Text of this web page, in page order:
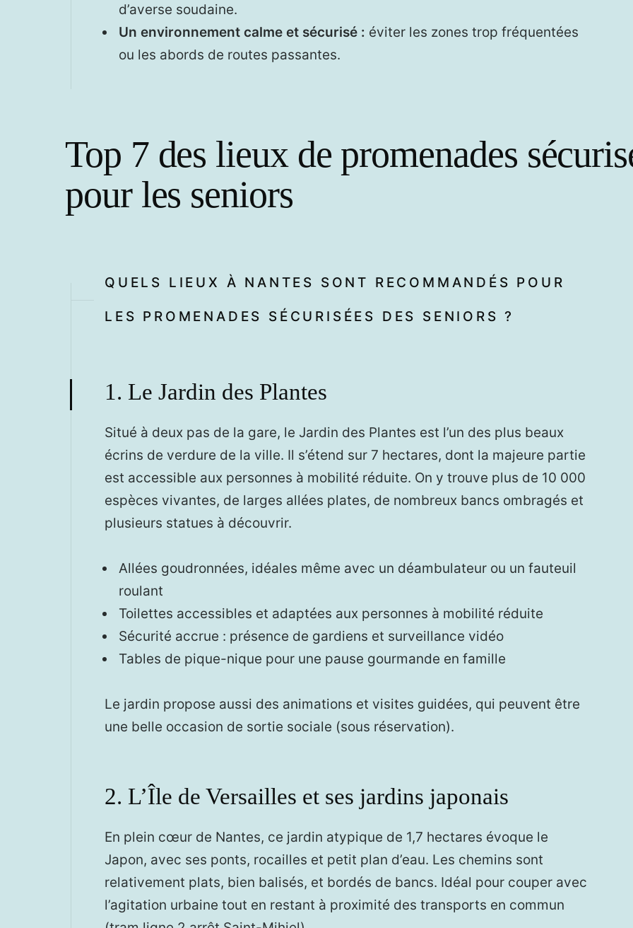
d’averse soudaine.
Un environnement calme et sécurisé : éviter les zones trop fréquentées
ou les abords de routes passantes.
Top 7 des lieux de promenades
pour les seniors
QUELS LIEUX À NANTES SONT RECOMMANDÉS POUR
LES PROMENADES SÉCURISÉES DES SENIORS ?
1. Le Jardin des Plantes
Situé à deux pas de la gare, le Jardin des Plantes est l’un des plus beaux
écrins de verdure de la ville. Il s’étend sur 7 hectares, dont la majeure partie
est accessible aux personnes à mobilité réduite. On y trouve plus de 10 000
espèces vivantes, de larges allées plates, de nombreux bancs ombragés et
plusieurs statues à découvrir.
Allées goudronnées, idéales même avec un déambulateur ou un fauteuil
roulant
Toilettes accessibles et adaptées aux personnes à mobilité réduite
Sécurité accrue : présence de gardiens et surveillance vidéo
Tables de pique-nique pour une pause gourmande en famille
Le jardin propose aussi des animations et visites guidées, qui peuvent être
une belle occasion de sortie sociale (sous réservation).
2. L’Île de Versailles et ses jardins japonais
En plein cœur de Nantes, ce jardin atypique de 1,7 hectares évoque le
Japon, avec ses ponts, rocailles et petit plan d’eau. Les chemins sont
relativement plats, bien balisés, et bordés de bancs. Idéal pour couper avec
l’agitation urbaine tout en restant à proximité des transports en commun